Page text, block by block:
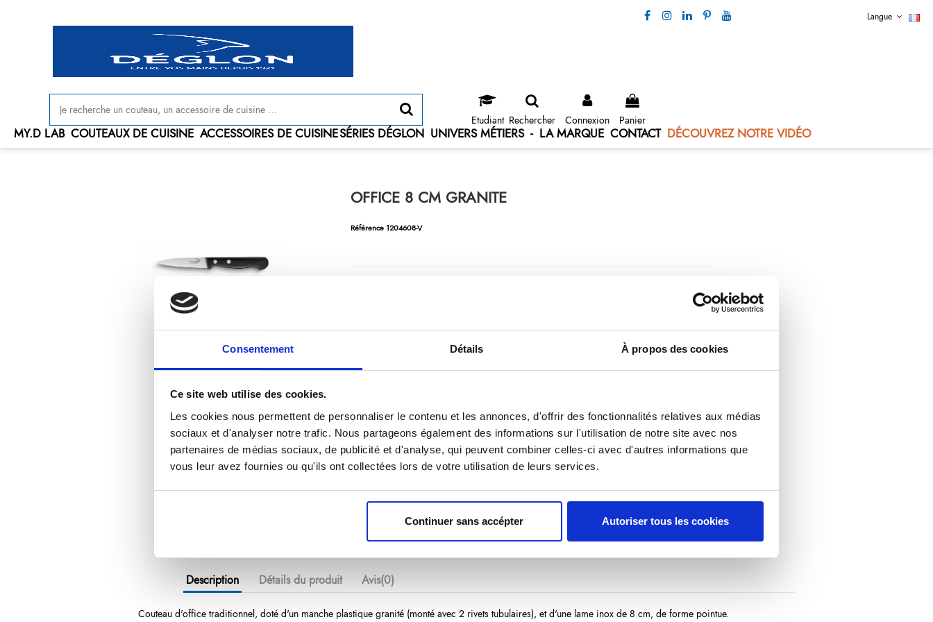
Consentement Détails À propos des cookies
Ce site web utilise des cookies.
Les cookies nous permettent de personnaliser le contenu et les annonces, d'offrir des fonctionnalités relatives aux médias
sociaux et d'analyser notre trafic. Nous partageons également des informations sur l'utilisation de notre site avec nos
partenaires de médias sociaux, de publicité et d'analyse, qui peuvent combiner celles-ci avec d'autres informations que
vous leur avez fournies ou qu'ils ont collectées lors de votre utilisation de leurs services.
Continuer sans accépter Autoriser tous les cookies
Langue
Etudiant Rechercher Connexion Panier
MY.D LAB COUTEAUX DE CUISINE ACCESSOIRES DE CUISINESÉRIES DÉGLON UNIVERS MÉTIERS - LA MARQUE CONTACT DÉCOUVREZ NOTRE VIDÉO
OFFICE 8 CM GRANITE
Référence 1204608-V
/ TTC
Ajouter au panier
Description Détails du produit Avis(0)
Couteau d'office traditionnel, doté d'un manche plastique granité (monté avec 2 rivets tubulaires), et d'une lame inox de 8 cm, de forme pointue.